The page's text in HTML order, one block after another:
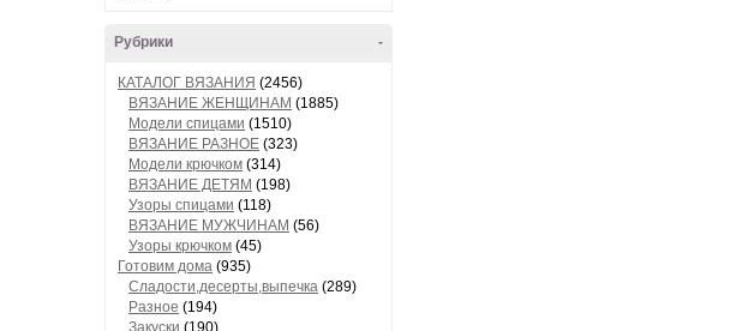
-
Рубрики
КАТАЛОГ ВЯЗАНИЯ (2456)
ВЯЗАНИЕ ЖЕНЩИНАМ (1885)
Модели спицами (1510)
ВЯЗАНИЕ РАЗНОЕ (323)
Модели крючком (314)
ВЯЗАНИЕ ДЕТЯМ (198)
Узоры спицами (118)
ВЯЗАНИЕ МУЖЧИНАМ (56)
Узоры крючком (45)
Готовим дома (935)
Сладости,десерты,выпечка (289)
Разное (194)
Закуски (190)